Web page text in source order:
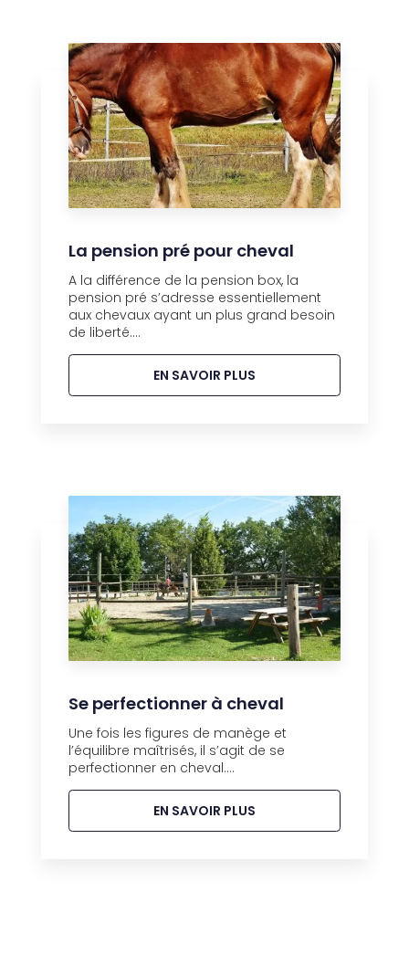
La pension pré pour cheval
A la différence de la pension box, la
pension pré s’adresse essentiellement
aux chevaux ayant un plus grand besoin
de liberté....
EN SAVOIR PLUS
Se perfectionner à cheval
Une fois les figures de manège et
l’équilibre maîtrisés, il s’agit de se
perfectionner en cheval....
EN SAVOIR PLUS